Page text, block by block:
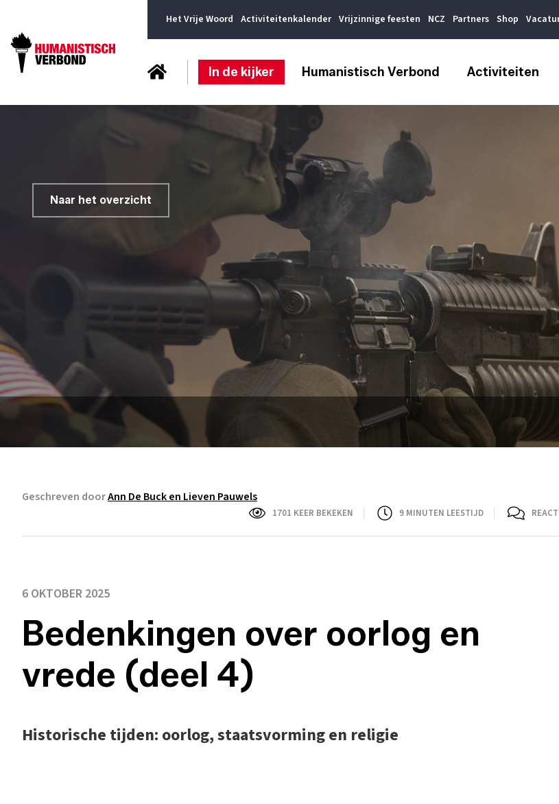
Het Vrije Woord Activiteitenkalender Vrijzinnige feesten NCZ Partners Shop
In de kijker Humanistisch Verbond Activiteiten
Naar het overzicht
Geschreven doorAnn De Buck en Lieven Pauwels
1701 KEER BEKEKEN 9 MINUTEN LEESTIJD
6 OKTOBER 2025
Bedenkingen over oorlog en
vrede (deel 4)
Historische tijden: oorlog, staatsvorming en religie